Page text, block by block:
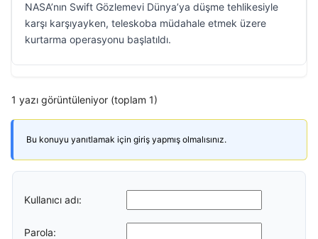
NASA’nın Swift Gözlemevi Dünya’ya düşme tehlikesiyle
karşı karşıyayken, teleskoba müdahale etmek üzere
kurtarma operasyonu başlatıldı.
1 yazı görüntüleniyor (toplam 1)
Bu konuyu yanıtlamak için giriş yapmış olmalısınız.
Kullanıcı adı:
Parola: